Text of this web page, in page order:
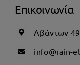
Επικοινωνία
Αβάντων
info@rain-